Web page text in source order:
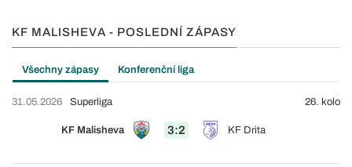
KF MALISHEVA - POSLEDNÍ ZÁPASY
Všechny zápasy Konferenční liga
31.05.2026
KF Malisheva 3:2 KF Drita
Superliga 26. kolo